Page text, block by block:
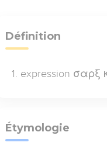
Définition
expression σαρξ
Étymologie